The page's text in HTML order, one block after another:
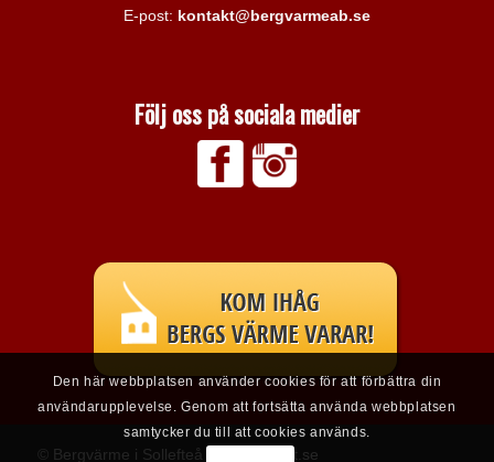
E-post: kontakt@bergvarmeab.se
Följ oss på sociala medier
© Bergvärme i Sollefteå AB | Internet.se
Den här webbplatsen använder cookies för att förbättra din
användarupplevelse. Genom att fortsätta använda webbplatsen
samtycker du till att cookies används.